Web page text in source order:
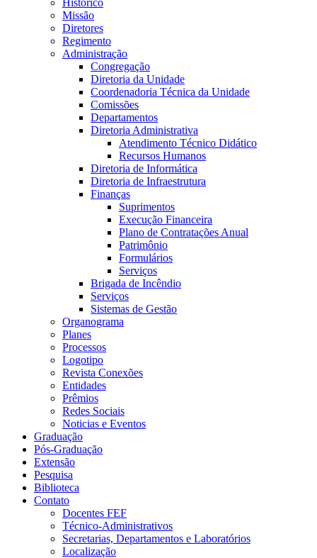
Histórico
Missão
Diretores
Regimento
Administração
Congregação
Diretoria da Unidade
Coordenadoria Técnica da Unidade
Comissões
Departamentos
Diretoria Administrativa
Atendimento Técnico Didático
Recursos Humanos
Diretoria de Informática
Diretoria de Infraestrutura
Finanças
Suprimentos
Execução Financeira
Plano de Contratações Anual
Patrimônio
Formulários
Serviços
Brigada de Incêndio
Serviços
Sistemas de Gestão
Organograma
Planes
Processos
Logotipo
Revista Conexões
Entidades
Prêmios
Redes Sociais
Noticias e Eventos
Graduação
Pós-Graduação
Extensão
Pesquisa
Biblioteca
Contato
Docentes FEF
Técnico-Administrativos
Secretarias, Departamentos e Laboratórios
Localização